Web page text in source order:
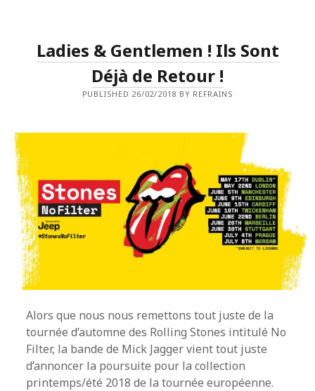
TRIANON.
Ladies & Gentlemen ! Ils Sont
Déjà de Retour !
PUBLISHED 26/02/2018 BY REFRAINS
Alors que nous nous remettons tout juste de la
tournée d’automne des Rolling Stones intitulé No
Filter, la bande de Mick Jagger vient tout juste
d’annoncer la poursuite pour la collection
printemps/été 2018 de la tournée européenne.